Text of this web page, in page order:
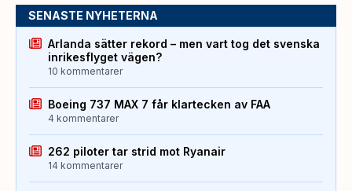
SENASTE NYHETERNA
Arlanda sätter rekord – men vart tog det svenska
inrikesflyget vägen?
10 kommentarer
Boeing 737 MAX 7 får klartecken av FAA
4 kommentarer
262 piloter tar strid mot Ryanair
14 kommentarer